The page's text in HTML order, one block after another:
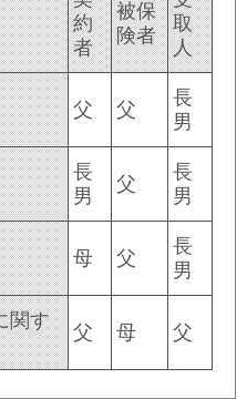
約
者
被保
険者
取
人
父 父
長
男
長
男
父
長
男
母 父
長
男
関す
父 母 父